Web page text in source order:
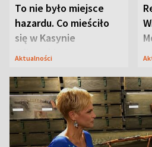
To nie było miejsce
hazardu. Co mieściło
się w Kasynie
Oficerskim?
Aktualności